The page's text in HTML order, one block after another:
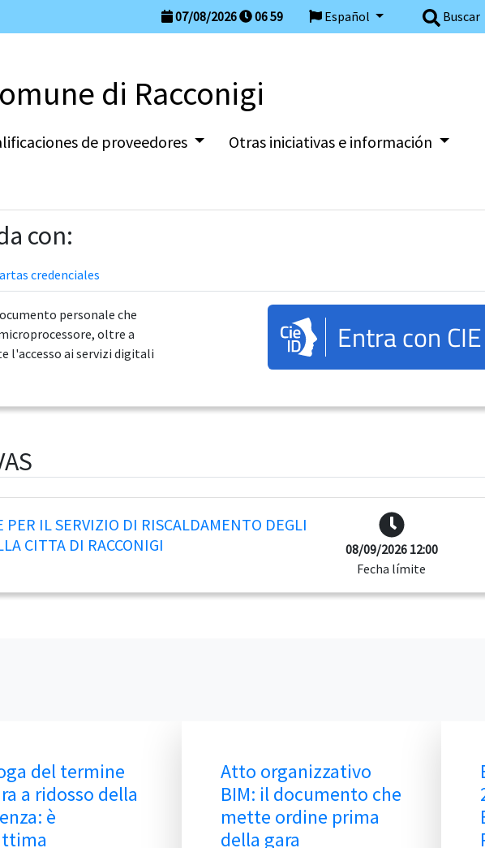
Buscar
Español
07/08/2026 06:59
di Racconigi
de proveedores Otras iniciativas e información
con:
credenciales
personale che
oltre a
l'accesso ai servizi digitali
Entra con CIE
PER IL SERVIZIO DI RISCALDAMENTO DEGLI
CITTA DI RACCONIGI
08/09/2026 12:00
Fecha límite
Atto organizzativo
BIM: il documento che
Bando tipo ANAC
2/2026 SIA: requisiti,
BIM e verifiche del